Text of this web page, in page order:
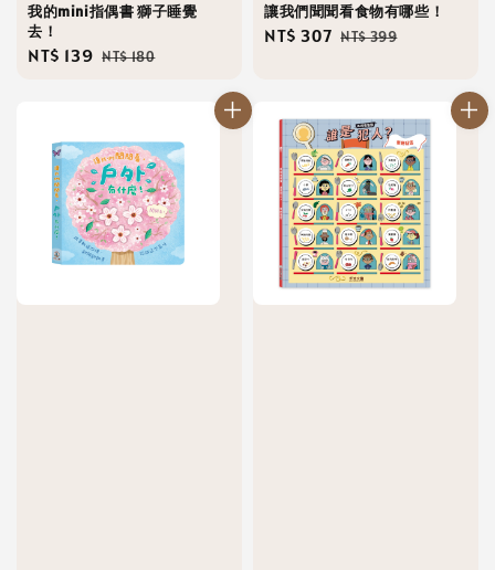
我的mini指偶書 獅子睡覺
去！
Sale
NT$ 139 Regular
NT$ 180
讓我們聞聞看食物有哪些！
Sale
NT$ 307 Regular
NT$ 399